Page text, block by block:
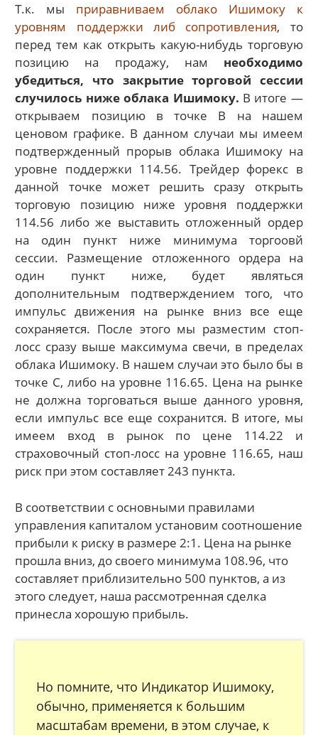
Т.к. мы приравниваем облако Ишимоку к
уровням поддержки либ сопротивления, то
перед тем как открыть какую-нибудь торговую
позицию на продажу, нам необходимо
убедиться, что закрытие торговой сессии
случилось ниже облака Ишимоку. В итоге —
открываем позицию в точке B на нашем
ценовом графике. В данном случаи мы имеем
подтвержденный прорыв облака Ишимоку на
уровне поддержки 114.56. Трейдер форекс в
данной точке может решить сразу открыть
торговую позицию ниже уровня поддержки
114.56 либо же выставить отложенный ордер
на один пункт ниже минимума торгоовй
сессии. Размещение отложенного ордера на
один пункт ниже, будет являться
дополнительным подтверждением того, что
импульс движения на рынке вниз все еще
сохраняется. После этого мы разместим стоп-
лосс сразу выше максимума свечи, в пределах
облака Ишимоку. В нашем случаи это было бы в
точке C, либо на уровне 116.65. Цена на рынке
не должна торговаться выше данного уровня,
если импульс все еще сохранится. В итоге, мы
имеем вход в рынок по цене 114.22 и
страховочный стоп-лосс на уровне 116.65, наш
риск при этом составляет 243 пункта.
В соответствии с основными правилами
управления капиталом установим соотношение
прибыли к риску в размере 2:1. Цена на рынке
прошла вниз, до своего минимума 108.96, что
составляет приблизительно 500 пунктов, а из
этого следует, наша рассмотренная сделка
принесла хорошую прибыль.
Но помните, что Индикатор Ишимоку,
обычно, применяется к большим
масштабам времени, в этом случае, к